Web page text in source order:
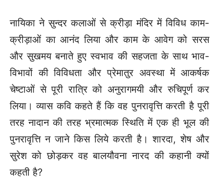
नायिका ने सुन्दर कलाओं से क्रीड़ा मंदिर में विविध काम-
क्रीड़ाओं का आनंद लिया और काम के आवेग को सरस
और सुखमय बनाते हुए स्वभाव की सहजता के साथ भाव-
विभावों की विविधता और प्रेमातुर अवस्था में आकर्षक
चेष्टाओं से पूरी रात्रि को अनुरागमयी और रुचिपूर्ण कर
लिया। व्यास कवि कहते हैं कि वह पुनरावृत्ति करती है पूरी
तरह नादान की तरह भ्रमात्मक स्थिति में एक ही भूल की
पुनरावृत्ति न जाने किस लिये करती है। शारदा, शेष और
सुरेश को छोड़कर वह बालयौवना नारद की कहानी क्यों
कहती है?